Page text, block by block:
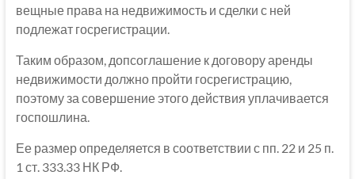
вещные права на недвижимость и сделки с ней
подлежат госрегистрации.
Таким образом, допсоглашение к договору аренды
недвижимости должно пройти госрегистрацию,
поэтому за совершение этого действия уплачивается
госпошлина.
Ее размер определяется в соответствии с пп. 22 и 25 п.
1 ст. 333.33 НК РФ.